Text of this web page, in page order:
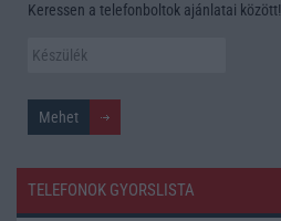
Keressen a telefonboltok ajánlatai között!
TELEFONOK GYORSLISTA